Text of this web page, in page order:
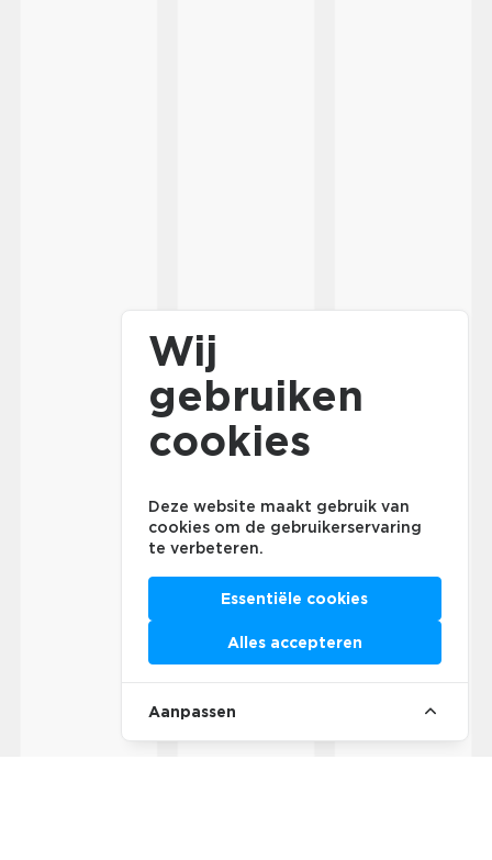
Wij
gebruiken
cookies
Deze website maakt gebruik van
cookies om de gebruikerservaring
te verbeteren.
Essentiële cookies
Alles accepteren
Aanpassen